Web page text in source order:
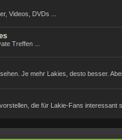
Videos, DVDs ...
Treffen ...
Je mehr Lakies, desto besser.
die für Lakie-Fans interessant